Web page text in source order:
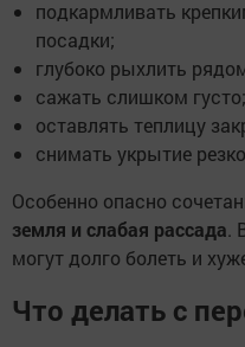
подкармливать
посадки;
глубоко рыхлить
сажать слишком густо;
оставлять теплицу
снимать укрытие
Особенно опасно
земля и слабая рассада.
могут долго болеть и
Что делать с